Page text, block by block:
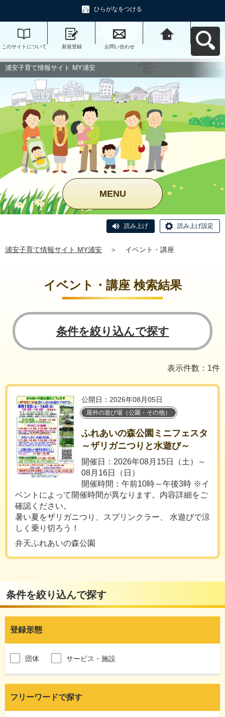
ひらがなをつける
このサイトについて 新規登録 お問い合わせ
浦安子育て情報サイト MY浦安
MENU
読み上げ 読み上げ設定
浦安子育て情報サイト MY浦安 ＞ イベント・講座
イベント・講座 検索結果
条件を絞り込んで探す
表示件数：1件
公開日：2026年08月05日
屋外の遊び場（公園・その他）
ふれあいの森公園ミニフェスタ
～ザリガニつりと水遊び～
開催日：2026年08月15日（土）～
08月16日（日）
開催時間：午前10時～午後3時 ※イ
ベントによって開催時間が異なります。内容詳細をご
確認ください。
暑い夏をザリガニつり、スプリンクラー、 水遊びで涼
しく乗り切ろう！
弁天ふれあいの森公園
条件を絞り込んで探す
登録形態
団体 サービス・施設
フリーワードで探す